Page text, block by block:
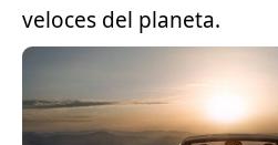
veloces del planeta.